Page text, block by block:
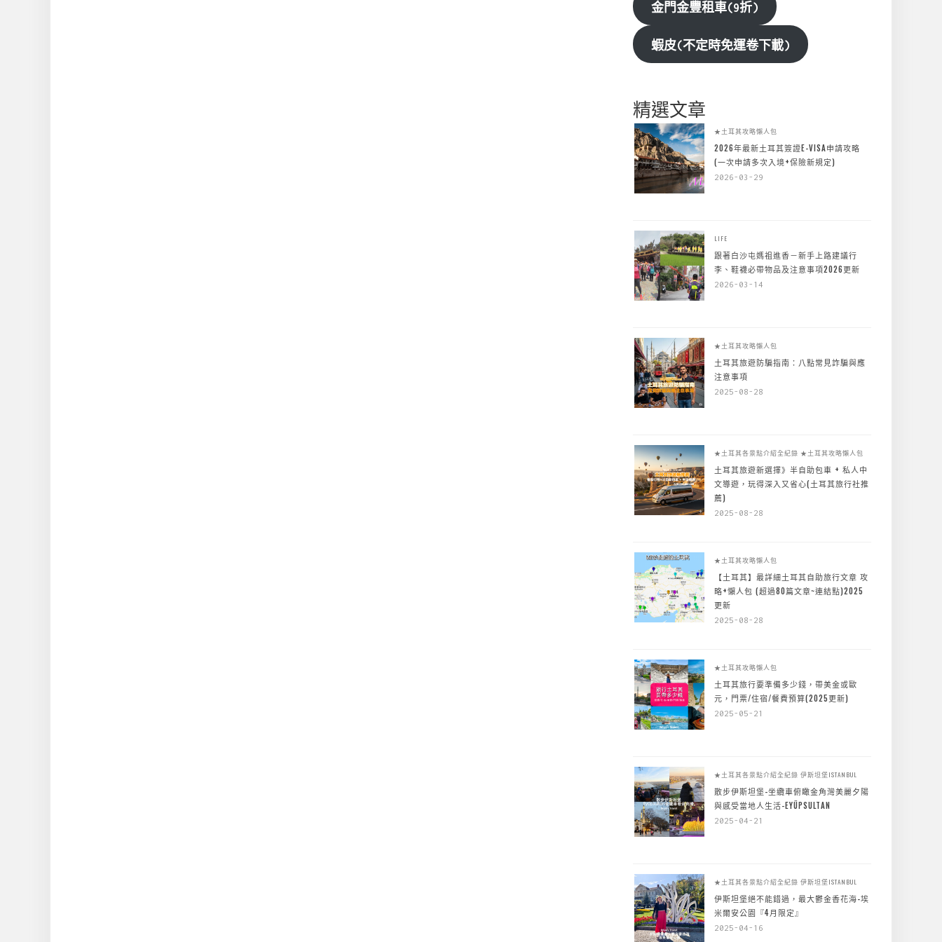
金門金豐租車(9折)
蝦皮(不定時免運卷下載)
精選文章
★土耳其攻略懶人包
2026年最新土耳其簽證E-VISA申請攻略
(一次申請多次入境+保險新規定)
2026-03-29
LIFE
跟著白沙屯媽祖進香－新手上路建議行
李、鞋襪必帶物品及注意事項2026更新
2026-03-14
★土耳其攻略懶人包
土耳其旅遊防騙指南：八點常見詐騙與應
注意事項
2025-08-28
★土耳其各景點介紹全紀錄 ★土耳其攻略懶人包
土耳其旅遊新選擇》半自助包車 + 私人中
文導遊，玩得深入又省心(土耳其旅行社推
薦)
2025-08-28
★土耳其攻略懶人包
【土耳其】最詳細土耳其自助旅行文章 攻
略+懶人包 (超過80篇文章~連結點)2025
更新
2025-08-28
★土耳其攻略懶人包
土耳其旅行要準備多少錢，帶美金或歐
元，門票/住宿/餐費預算(2025更新)
2025-05-21
★土耳其各景點介紹全紀錄 伊斯坦堡ISTANBUL
散步伊斯坦堡-坐纜車俯瞰金角灣美麗夕陽
與感受當地人生活-EYÜPSULTAN
2025-04-21
★土耳其各景點介紹全紀錄 伊斯坦堡ISTANBUL
伊斯坦堡絕不能錯過，最大鬱金香花海-埃
米爾安公園『4月限定』
2025-04-16